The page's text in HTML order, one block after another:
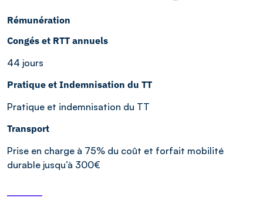
Rémunération
Congés et RTT annuels
44 jours
Pratique et Indemnisation du TT
Pratique et indemnisation du TT
Transport
Prise en charge à 75% du coût et forfait mobilité
durable jusqu’à 300€